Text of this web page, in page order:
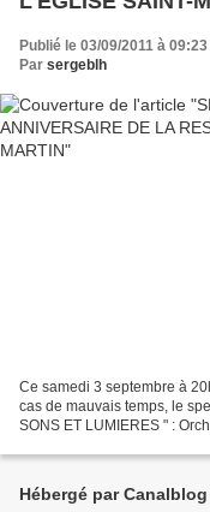
Publié le 03/09/2011 à 09:23
Par sergeblh
Ce samedi 3 septembre à
cas de mauvais temps, le
SONS ET LUMIERES " :
Hébergé par Canalblog